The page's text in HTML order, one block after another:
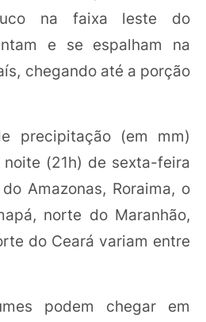
na faixa leste do
e se espalham na
chegando até a porção
precipitação (em mm)
noite (21h) de sexta-feira
Amazonas, Roraima, o
norte do Maranhão,
do Ceará variam entre
podem chegar em